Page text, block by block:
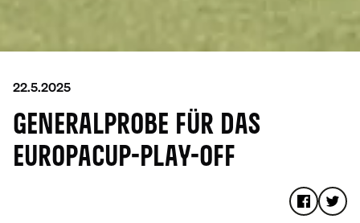
22.5.2025
GENERALPROBE FÜR DAS
EUROPACUP-PLAY-OFF